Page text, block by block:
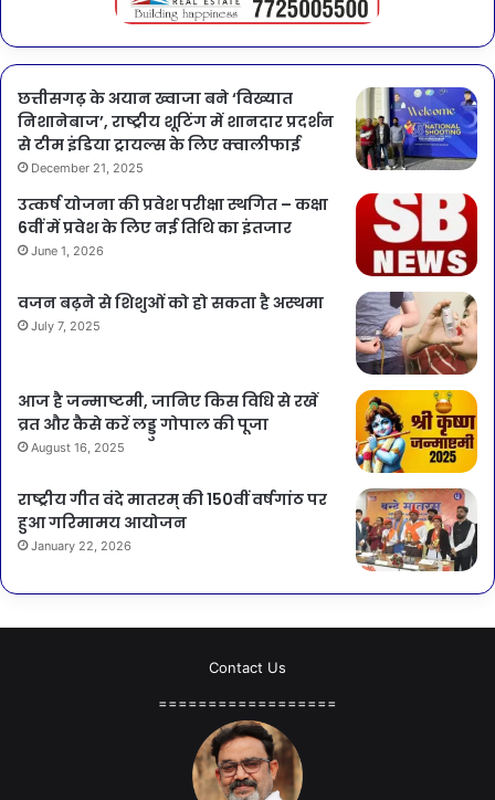
छत्तीसगढ़ के अयान ख्वाजा बने ‘विख्यात
निशानेबाज’, राष्ट्रीय शूटिंग में शानदार प्रदर्शन
से टीम इंडिया ट्रायल्स के लिए क्वालीफाई
December 21, 2025
उत्कर्ष योजना की प्रवेश परीक्षा स्थगित – कक्षा
6वीं में प्रवेश के लिए नई तिथि का इंतजार
June 1, 2026
वजन बढ़ने से शिशुओं को हो सकता है अस्थमा
July 7, 2025
आज है जन्माष्टमी, जानिए किस विधि से रखें
व्रत और कैसे करें लड्डु गोपाल की पूजा
August 16, 2025
राष्ट्रीय गीत वंदे मातरम् की 150वीं वर्षगांठ पर
हुआ गरिमामय आयोजन
January 22, 2026
Contact Us
==================